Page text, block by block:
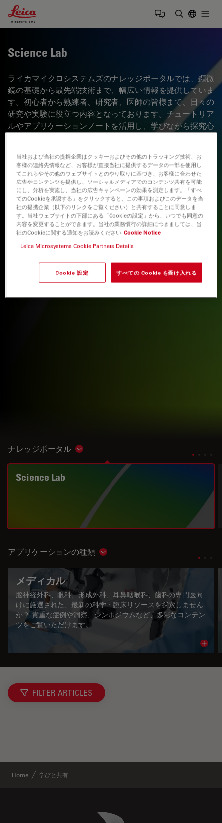
Leica Microsystems Logo
Science Lab
ライカマイクロシステムズのナレッジポータルでは、顕微
鏡の基礎から最先端技術まで、幅広い情報を提供していま
す。初心者から熟練者、研究者、医師の皆様まで、日々の
研究や実験に役立つ内容となっております。チュートリア
ルやアプリケーションノートを活用し、学びながら探究心
気軽に参加いただき、互いの専門知識を深め合う場として
ご活用ください。
ナレッジポータル Show subnavigation
Science Lab
アプリケーションの種類 Show subnavigation
メディカル
脳神経外科、眼科、形成外科、耳鼻咽喉科、歯科の専門医向
けに厳選された、最新の科学・臨床リソースを探索しません
か？ 貴重な症例や洞察、シンポジウムなど、多彩なコンテン
ツをご覧いただけます。
FILTER ARTICLES
Home 学びと共有
Danaher Logo
当社および当社の提携企業はクッキーおよびその他のトラッキング技術、お
客様の連絡先情報など、お客様が直接当社に提供するデータの一部を使用し
てこれらやその他のウェブサイトとのやり取りに基づき、お客様に合わせた
広告やコンテンツを提供し、ソーシャルメディアでのコンテンツ共有を可能
にし、分析を実施し、当社の広告キャンペーンの効果を測定します。「すべ
てのCookieを承認する」をクリックすると、この事項およびこのデータを当
社の提携企業（以下のリンクをご覧ください）と共有することに同意しま
す。当社ウェブサイトの下部にある「Cookieの設定」から、いつでも同意の
内容を変更することができます。当社の業務慣行の詳細につきましては、当
社のCookieに関する通知をお読みください Cookie Notice
Leica Microsystems Cookie Partners Details
Cookie 設定 すべての Cookie を受け入れる